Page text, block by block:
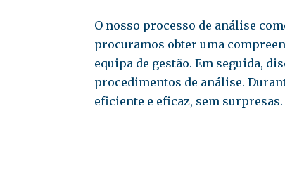
O nosso processo de análise
procuramos obter uma
equipa de gestão. Em seguida,
procedimentos de análise.
eficiente e eficaz, sem